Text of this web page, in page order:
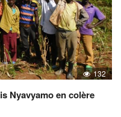
132
Nyavyamo en colère